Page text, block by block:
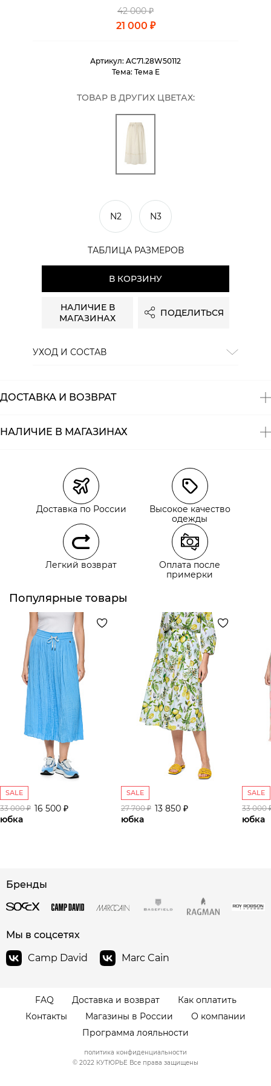
42 000 ₽
21 000 ₽
Артикул: AC71.28W50112
Тема: Тема E
ТОВАР В ДРУГИХ ЦВЕТАХ:
N2 N3
ТАБЛИЦА РАЗМЕРОВ
В КОРЗИНУ
НАЛИЧИЕ В
МАГАЗИНАХ
ПОДЕЛИТЬСЯ
УХОД И СОСТАВ
ДОСТАВКА И ВОЗВРАТ
Курьерская доставка СДЭК
Самовывоз из пункта выдачи СДЭК
Самовывоз из наших магазинов
Самовывоз из пункта выдачи СДЭК
НАЛИЧИЕ В МАГАЗИНАХ
Доставка по России
Высокое качество
одежды
Легкий возврат
Оплата после
примерки
Популярные товары
SALE
33 000 ₽ 16 500 ₽
юбка
SALE
27 700 ₽ 13 850 ₽
юбка
SALE
33 000
юбка
Бренды
Мы в соцсетях
Camp David
Marc Cain
FAQ Доставка и возврат
Как оплатить
Контакты
Магазины в России
О компании
Программа лояльности
© 2022 КУТЮРЬЕ Все права защищены
политика конфиденциальности